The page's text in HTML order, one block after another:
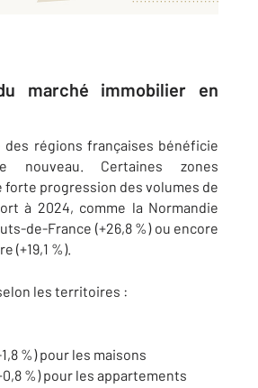
marché immobilier en
régions françaises bénéficie
Certaines zones
progression des volumes de
à 2024, comme la Normandie
de-France (+26,8 %) ou encore
(+19,1 %).
les territoires :
%) pour les maisons
%) pour les appartements